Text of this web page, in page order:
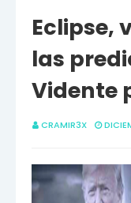
Eclipse,
las
Vidente
CRAMIR3X